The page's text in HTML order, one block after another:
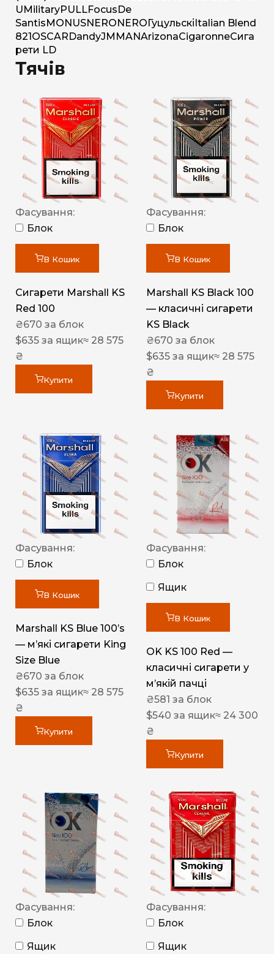
U MilitaryPULLFocus De
Santis MONUSNERO NERO Гуцульскі Italian Blend
821 OSCAR DandyJM MANArizonaCigaronneСига
рети LD
Тячів
Фасування:
Блок
В Кошик
Сигарети Marshall KS
Red 100
₴670 за блок
$635 за ящик≈ 28 575
₴
Купити
Фасування:
Блок
В Кошик
Marshall KS Black 100
— класичні сигарети
KS Black
₴670 за блок
$635 за ящик≈ 28 575
₴
Купити
Фасування:
Блок
В Кошик
Marshall KS Blue 100’s
— м’які сигарети King
Size Blue
₴670 за блок
$635 за ящик≈ 28 575
₴
Купити
Фасування:
Блок
Ящик
В Кошик
OK KS 100 Red —
класичні сигарети у
м’якій пачці
₴581 за блок
$540 за ящик≈ 24 300
₴
Купити
Фасування:
Блок
Ящик
Фасування:
Блок
Ящик